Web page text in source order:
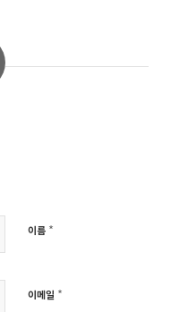
이름 *
이메일 *